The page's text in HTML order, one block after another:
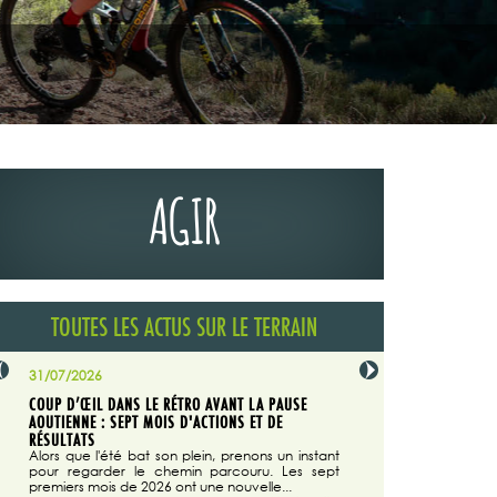
AGIR
TOUTES LES ACTUS SUR LE TERRAIN
du
31/07/2026
COUP D’ŒIL DANS LE RÉTRO AVANT LA PAUSE
AOUTIENNE : SEPT MOIS D'ACTIONS ET DE
RÉSULTATS
Alors que l'été bat son plein, prenons un instant
pour regarder le chemin parcouru. Les sept
premiers mois de 2026 ont une nouvelle...
29/07/2026